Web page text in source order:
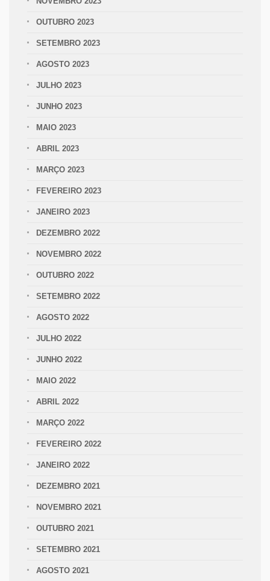
OUTUBRO 2023
SETEMBRO 2023
AGOSTO 2023
JULHO 2023
JUNHO 2023
MAIO 2023
ABRIL 2023
MARÇO 2023
FEVEREIRO 2023
JANEIRO 2023
DEZEMBRO 2022
NOVEMBRO 2022
OUTUBRO 2022
SETEMBRO 2022
AGOSTO 2022
JULHO 2022
JUNHO 2022
MAIO 2022
ABRIL 2022
MARÇO 2022
FEVEREIRO 2022
JANEIRO 2022
DEZEMBRO 2021
NOVEMBRO 2021
OUTUBRO 2021
SETEMBRO 2021
AGOSTO 2021